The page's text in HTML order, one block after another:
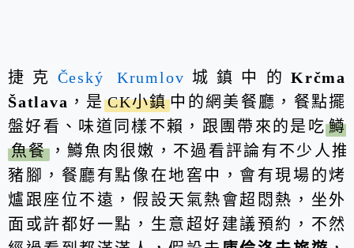
捷克 Český Krumlov 城鎮中的 Krčma
Šatlava ，是 CK小鎮 中的網美餐廳，餐點擺
盤好看、味道同樣不賴，跟團帶來的是吃鱒
魚餐，鱒魚肉很嫩，不過看評論有不少人推
豬腳，餐廳有點像在地窖中，會有現場的烤
爐跟座位不遠，假設天氣熱會超悶熱，坐外
面或許都好一點，生意超好建議預約，不然